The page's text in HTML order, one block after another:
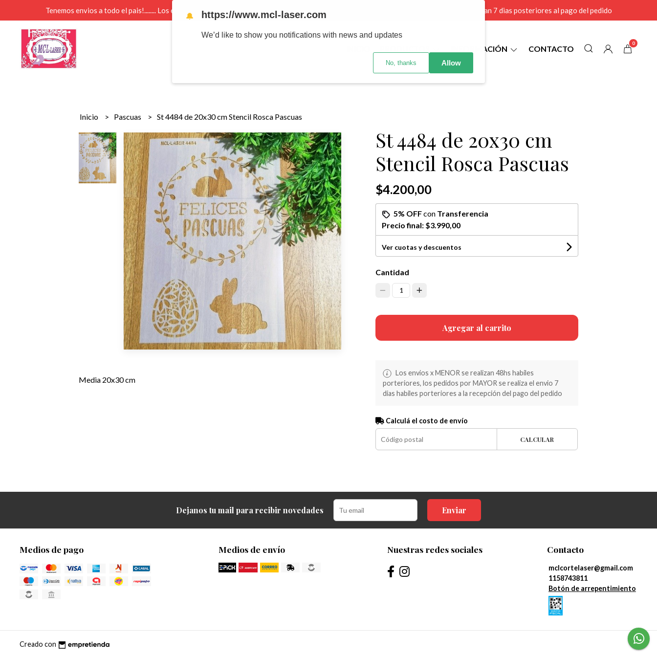
Tenemos envios a todo el pais!........ Los envios Por MENOR se realizan 48 hs habiles porteriores al pago , los pedidos por MAYOR se envian 7 dias posteriores al pago del pedido
INFORMACIÓN CONTACTO
0
Inicio Pascuas St 4484 de 20x30 cm Stencil Rosca Pascuas
Media 20x30 cm
St 4484 de 20x30 cm
Stencil Rosca Pascuas
$4.200,00
5% OFFcon Transferencia
Precio final: $3.990,00
Ver cuotas y descuentos
Cantidad
1
Agregar al carrito
Los envios x MENOR se realizan 48hs habiles
porteriores, los pedidos por MAYOR se realiza el envio 7
dias habiles porteriores a la recepción del pago del pedido
Calculá el costo de envío
CALCULAR
Dejanos tu mail para recibir novedades Enviar
Medios de pago Medios de envío Nuestras redes sociales Contacto
mclcortelaser@gmail.com
1158743811
Botón de arrepentimiento
Creado con
🔔 https://www.mcl-laser.com
We’d like to show you notifications with news and updates
No, thanks Allow